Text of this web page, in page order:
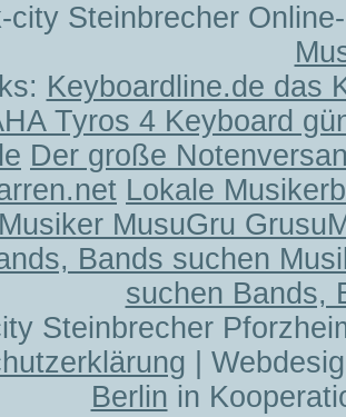
city Steinbrecher
Keyboardline.de das
Tyros 4 Keyboard
Der große
Lokale
MusuGru
Bands suchen
suchen Bands,
Steinbrecher
|
Berlin in